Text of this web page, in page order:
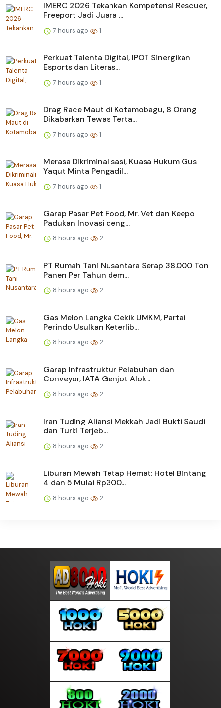
IMERC 2026 Tekankan Kompetensi Rescuer,
Freeport Jadi Juara ...
7 hours ago 1
Perkuat Talenta Digital, IPOT Sinergikan
Esports dan Literas...
7 hours ago 1
Drag Race Maut di Kotamobagu, 8 Orang
Dikabarkan Tewas Terta...
7 hours ago 1
Merasa Dikriminalisasi, Kuasa Hukum Gus
Yaqut Minta Pengadil...
7 hours ago 1
Garap Pasar Pet Food, Mr. Vet dan Keepo
Padukan Inovasi deng...
8 hours ago 2
PT Rumah Tani Nusantara Serap 38.000 Ton
Panen Per Tahun dem...
8 hours ago 2
Gas Melon Langka Cekik UMKM, Partai
Perindo Usulkan Keterlib...
8 hours ago 2
Garap Infrastruktur Pelabuhan dan
Conveyor, IATA Genjot Alok...
8 hours ago 2
Iran Tuding Aliansi Mekkah Jadi Bukti Saudi
dan Turki Terjeb...
8 hours ago 2
Liburan Mewah Tetap Hemat: Hotel Bintang
4 dan 5 Mulai Rp300...
8 hours ago 2